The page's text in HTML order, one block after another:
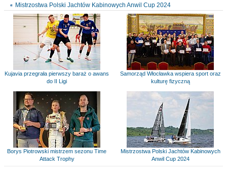
Mistrzostwa Polski Jachtów Kabinowych Anwil Cup 2024
Kujavia przegrała pierwszy baraż o awans
do II Ligi
Samorząd Włocławka wspiera sport oraz
kulturę fizyczną
Borys Piotrowski mistrzem sezonu Time
Attack Trophy
Mistrzostwa Polski Jachtów Kabinowych
Anwil Cup 2024